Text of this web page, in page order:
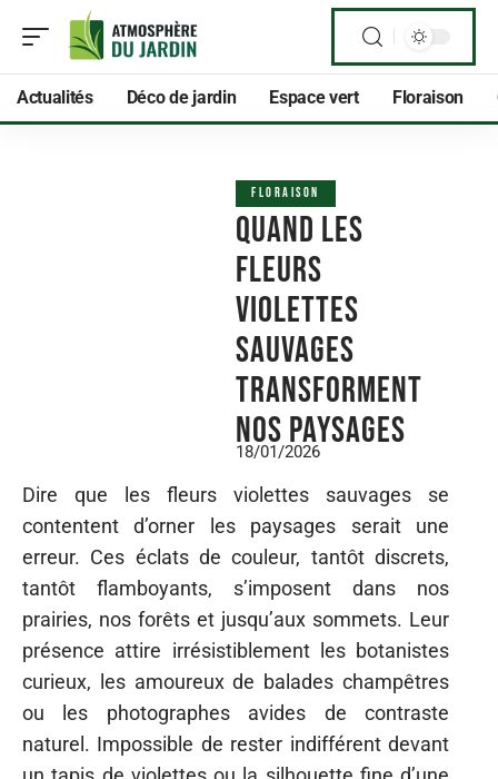
Actualités Déco de jardin Espace vert Floraison
FLORAISON
Quand les
fleurs
violettes
sauvages
transforment
nos paysages
18/01/2026
Dire que les fleurs violettes sauvages se
contentent d’orner les paysages serait une
erreur. Ces éclats de couleur, tantôt discrets,
tantôt flamboyants, s’imposent dans nos
prairies, nos forêts et jusqu’aux sommets. Leur
présence attire irrésistiblement les botanistes
curieux, les amoureux de balades champêtres
ou les photographes avides de contraste
naturel. Impossible de rester indifférent devant